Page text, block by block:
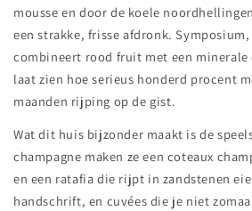
mousse en door de koele
een strakke, frisse afdronk.
combineert rood fruit met een
laat zien hoe serieus honderd procent
maanden rijping op de gist.
Wat dit huis bijzonder maakt is de
champagne maken ze een coteaux
en een ratafia die rijpt in zandstenen
handschrift, en cuvées die je niet